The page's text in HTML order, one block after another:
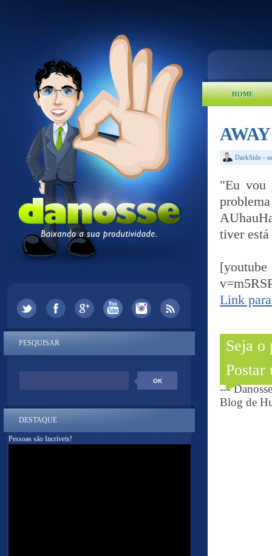
HOME
AWAY
DarkSide -
"Eu vou
tiver
Link
Seja o
Postar
---
Blog de
PESQUISAR
DESTAQUE
Pessoas são Incríveis!